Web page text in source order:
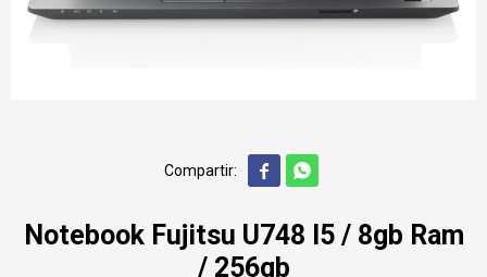
 
Notebook Fujitsu U748 I5 / 8gb Ram
/ 256gb